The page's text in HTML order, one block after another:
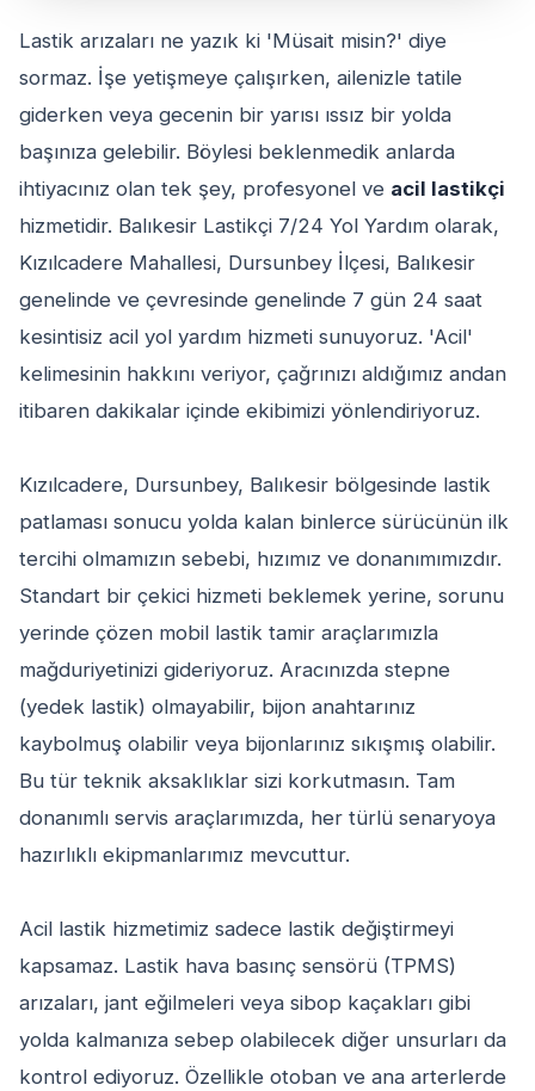
Lastik arızaları ne yazık ki 'Müsait misin?' diye
sormaz. İşe yetişmeye çalışırken, ailenizle tatile
giderken veya gecenin bir yarısı ıssız bir yolda
başınıza gelebilir. Böylesi beklenmedik anlarda
ihtiyacınız olan tek şey, profesyonel ve acil lastikçi
hizmetidir. Balıkesir Lastikçi 7/24 Yol Yardım olarak,
Kızılcadere Mahallesi, Dursunbey İlçesi, Balıkesir
genelinde ve çevresinde genelinde 7 gün 24 saat
kesintisiz acil yol yardım hizmeti sunuyoruz. 'Acil'
kelimesinin hakkını veriyor, çağrınızı aldığımız andan
itibaren dakikalar içinde ekibimizi yönlendiriyoruz.
Kızılcadere, Dursunbey, Balıkesir bölgesinde lastik
patlaması sonucu yolda kalan binlerce sürücünün ilk
tercihi olmamızın sebebi, hızımız ve donanımımızdır.
Standart bir çekici hizmeti beklemek yerine, sorunu
yerinde çözen mobil lastik tamir araçlarımızla
mağduriyetinizi gideriyoruz. Aracınızda stepne
(yedek lastik) olmayabilir, bijon anahtarınız
kaybolmuş olabilir veya bijonlarınız sıkışmış olabilir.
Bu tür teknik aksaklıklar sizi korkutmasın. Tam
donanımlı servis araçlarımızda, her türlü senaryoya
hazırlıklı ekipmanlarımız mevcuttur.
Acil lastik hizmetimiz sadece lastik değiştirmeyi
kapsamaz. Lastik hava basınç sensörü (TPMS)
arızaları, jant eğilmeleri veya sibop kaçakları gibi
yolda kalmanıza sebep olabilecek diğer unsurları da
kontrol ediyoruz. Özellikle otoban ve ana arterlerde